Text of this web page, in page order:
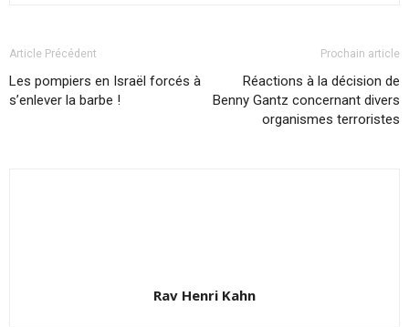
Article Précédent
Les pompiers en Israël forcés à
s’enlever la barbe !
Prochain article
Réactions à la décision de
Benny Gantz concernant divers
organismes terroristes
Rav Henri Kahn